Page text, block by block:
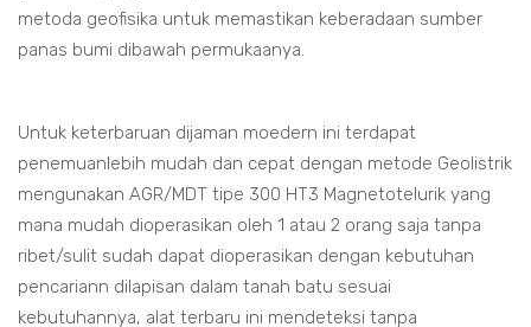
metoda geofisika untuk memastikan keberadaan sumber
panas bumi dibawah permukaanya.
Untuk keterbaruan dijaman moedern ini terdapat
penemuanlebih mudah dan cepat dengan metode Geolistrik
mengunakan AGR/MDT tipe 300 HT3 Magnetotelurik yang
mana mudah dioperasikan oleh 1 atau 2 orang saja tanpa
ribet/sulit sudah dapat dioperasikan dengan kebutuhan
pencariann dilapisan dalam tanah batu sesuai
kebutuhannya, alat terbaru ini mendeteksi tanpa